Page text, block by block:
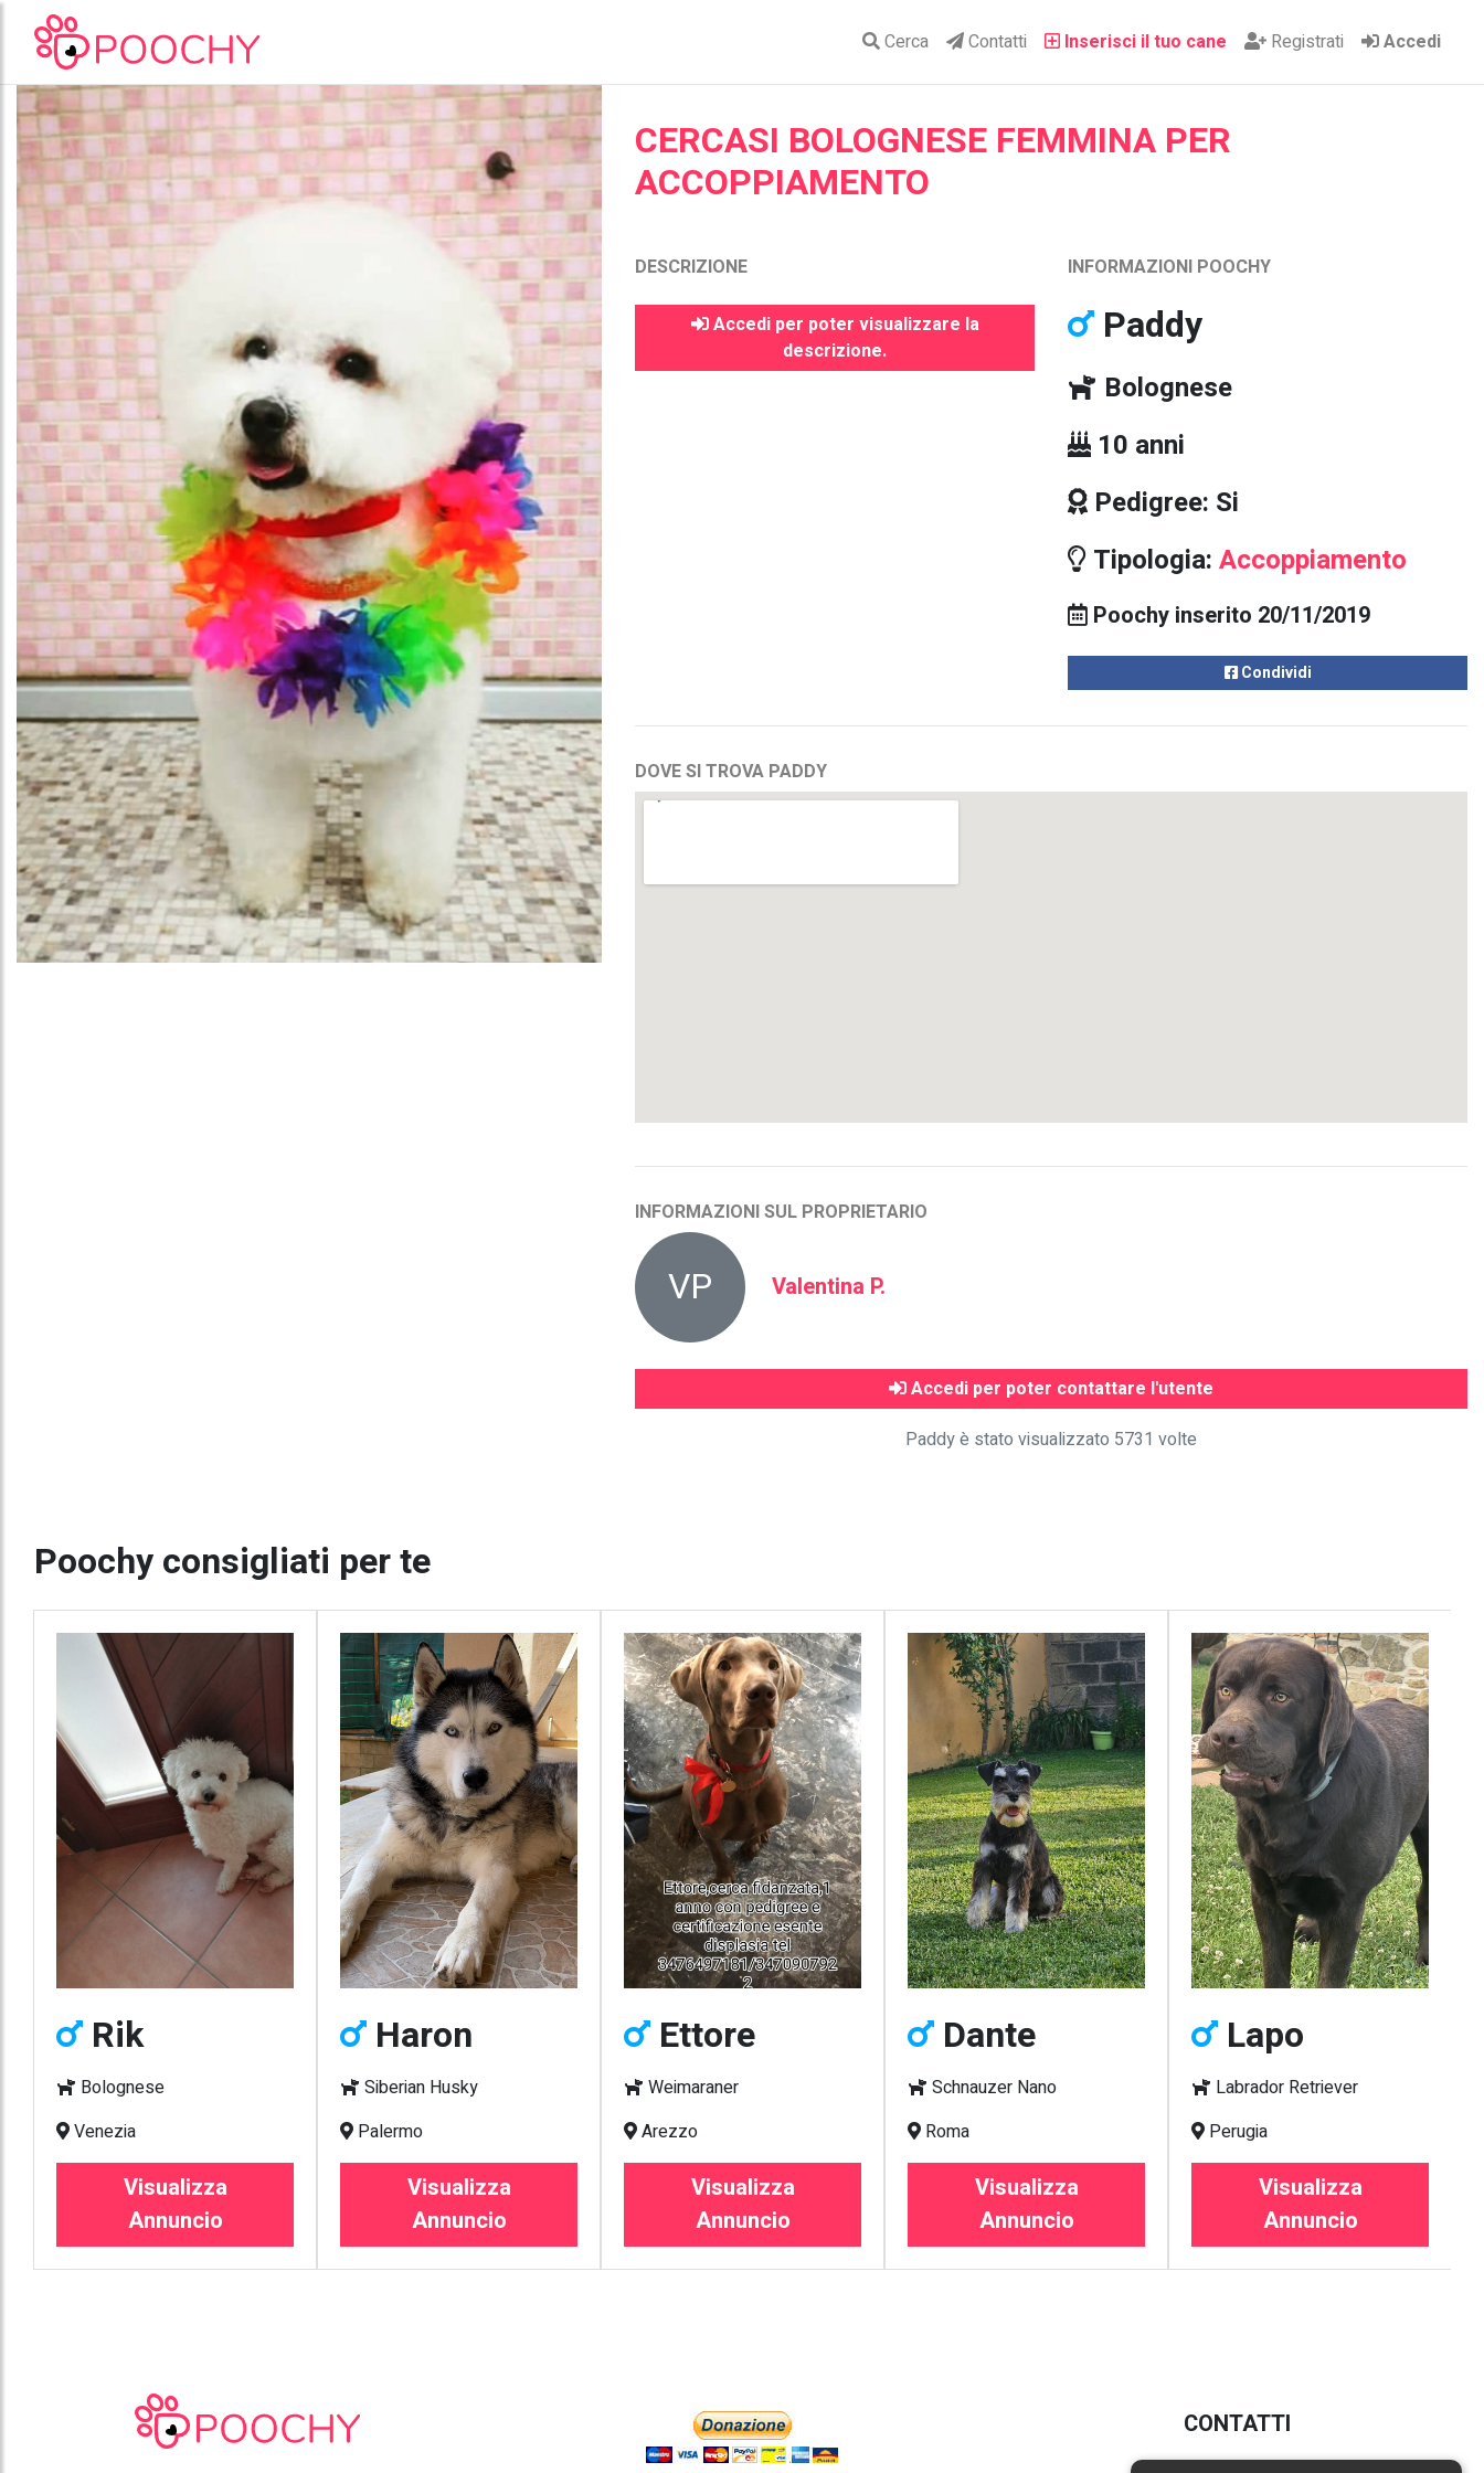
Cerca Contatti Inserisci il tuo cane Registrati Accedi
CERCASI BOLOGNESE FEMMINA PER
ACCOPPIAMENTO
DESCRIZIONE
Accedi per poter visualizzare la
descrizione.
INFORMAZIONI POOCHY
Paddy
Bolognese
10 anni
Pedigree: Si
Tipologia: Accoppiamento
Poochy inserito 20/11/2019
Condividi
DOVE SI TROVA PADDY
INFORMAZIONI SUL PROPRIETARIO
VP Valentina P.
Accedi per poter contattare l'utente
Paddy è stato visualizzato 5731 volte
Poochy consigliati per te
Rik
Bolognese
Venezia
Visualizza
Annuncio
Haron
Siberian Husky
Palermo
Visualizza
Annuncio
Ettore
Weimaraner
Arezzo
Visualizza
Annuncio
Dante
Schnauzer Nano
Roma
Visualizza
Annuncio
Lapo
Labrador Retriever
Perugia
Visualizza
Annuncio
CONTATTI